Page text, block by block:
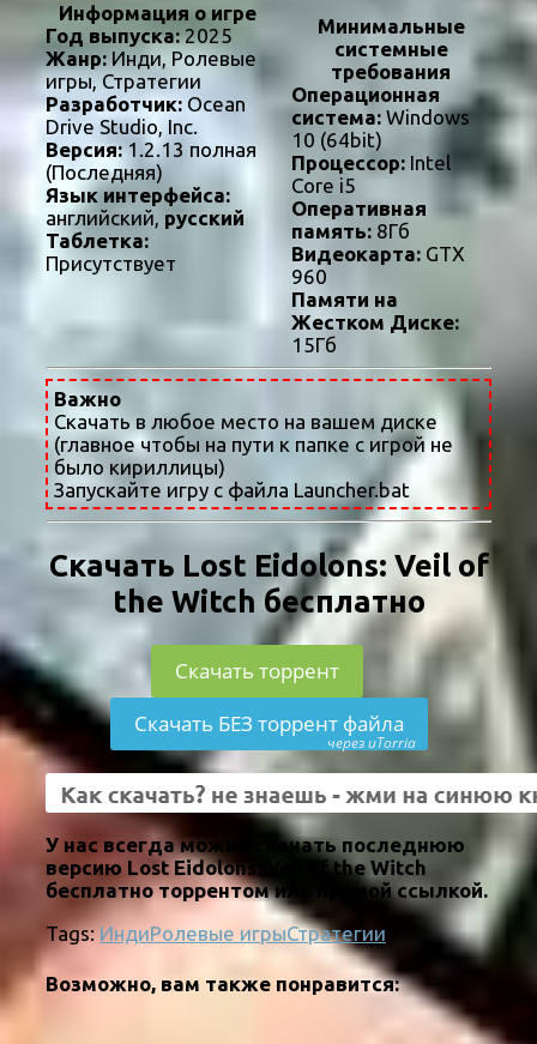
Информация о игре
Год выпуска:2025
Жанр: Инди, Ролевые
игры, Стратегии
Разработчик: Ocean
Drive Studio, Inc.
Версия:1.2.13 полная
(Последняя)
Язык интерфейса:
английский, русский
Таблетка:
Присутствует
Минимальные
системные
требования
Операционная
система:Windows
10 (64bit)
Процессор:Intel
Core i5
Оперативная
память:8Гб
Видеокарта:GTX
960
Памяти на
Жестком Диске:
15Гб
Важно
Скачать в любое место на вашем диске
(главное чтобы на пути к папке с игрой не
было кириллицы)
Запускайте игру с файла Launcher.bat
Скачать Lost Eidolons: Veil of
the Witch бесплатно
Скачать торрент
Скачать БЕЗ торрент файла
через uTorria
У нас всегда можно скачать последнюю
версию Lost Eidolons: Veil of the Witch
бесплатно торрентом или прямой ссылкой.
Tags: ИндиРолевые игрыСтратегии
Возможно, вам также понравится: